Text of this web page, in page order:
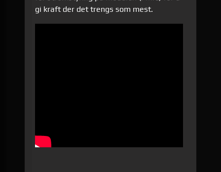
gi kraft der det trengs som mest.